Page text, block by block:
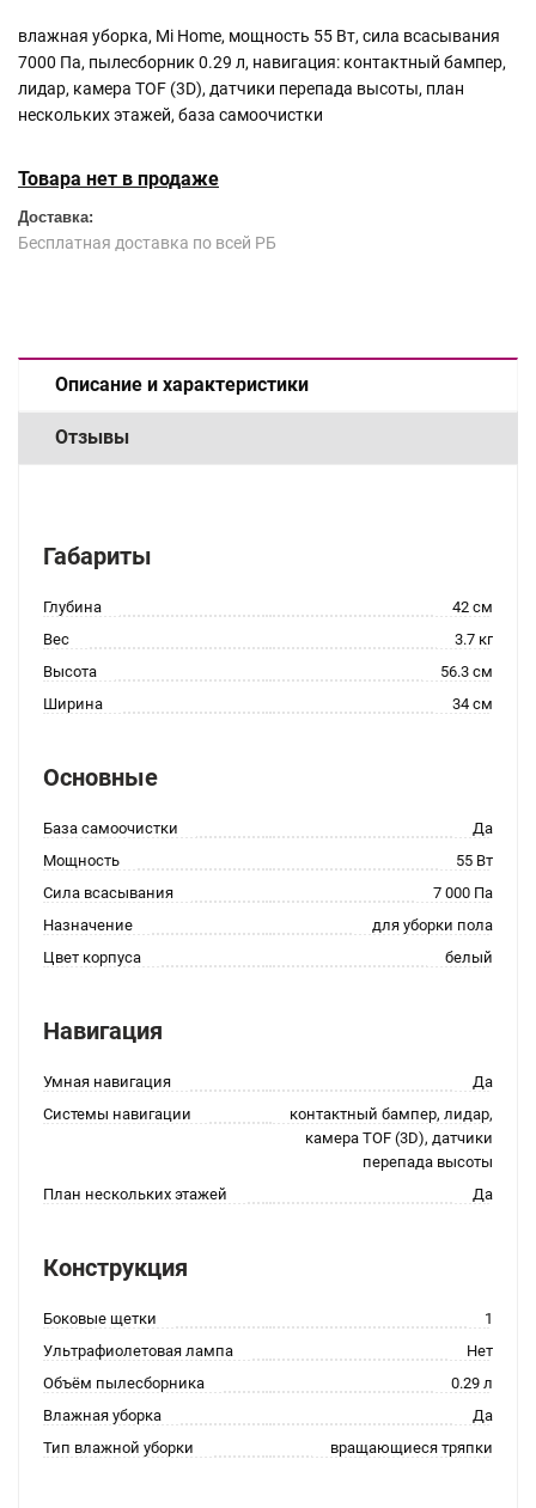
влажная уборка, Mi Home, мощность 55 Вт, сила всасывания
7000 Па, пылесборник 0.29 л, навигация: контактный бампер,
лидар, камера TOF (3D), датчики перепада высоты, план
нескольких этажей, база самоочистки
Товара нет в продаже
Доставка:
Бесплатная доставка по всей РБ
Описание и характеристики
Отзывы
Габариты
Глубина
42 см
Вес
3.7 кг
Высота
56.3 см
Ширина
34 см
Основные
База самоочистки
Да
Мощность
55 Вт
Сила всасывания
7 000 Па
Назначение
для уборки пола
Цвет корпуса
белый
Навигация
Умная навигация
Да
Системы навигации
контактный бампер, лидар,
камера TOF (3D), датчики
перепада высоты
План нескольких этажей
Да
Конструкция
Боковые щетки
1
Ультрафиолетовая лампа
Нет
Объём пылесборника
0.29 л
Влажная уборка
Да
Тип влажной уборки
вращающиеся тряпки